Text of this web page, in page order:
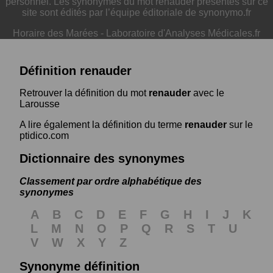
site sont édités par l’équipe éditoriale de synonymo.fr
Horaire des Marées - Laboratoire d'Analyses Médicales.fr
Définition renauder
Retrouver la définition du mot renauder avec le
Larousse
A lire également la définition du terme renauder sur le
ptidico.com
Dictionnaire des synonymes
Classement par ordre alphabétique des
synonymes
A B C D E F G H I J
K
L
M N O P Q R S T
U
V
W X Y
Z
Synonyme définition